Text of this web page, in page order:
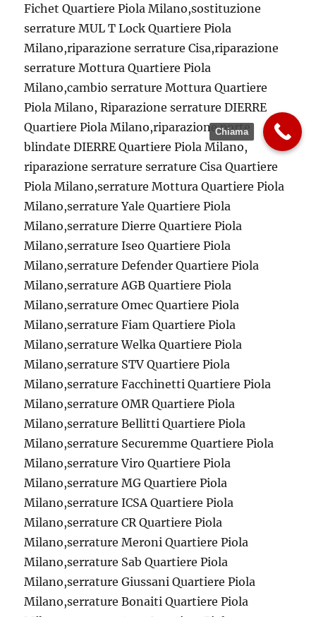
Fichet Quartiere Piola Milano,sostituzione
serrature MUL T Lock Quartiere Piola
Milano,riparazione serrature Cisa,riparazione
serrature Mottura Quartiere Piola
Milano,cambio serrature Mottura Quartiere
Piola Milano, Riparazione serrature DIERRE
Quartiere Piola Milano,riparazione porte
blindate DIERRE Quartiere Piola Milano,
riparazione serrature serrature Cisa Quartiere
Piola Milano,serrature Mottura Quartiere Piola
Milano,serrature Yale Quartiere Piola
Milano,serrature Dierre Quartiere Piola
Milano,serrature Iseo Quartiere Piola
Milano,serrature Defender Quartiere Piola
Milano,serrature AGB Quartiere Piola
Milano,serrature Omec Quartiere Piola
Milano,serrature Fiam Quartiere Piola
Milano,serrature Welka Quartiere Piola
Milano,serrature STV Quartiere Piola
Milano,serrature Facchinetti Quartiere Piola
Milano,serrature OMR Quartiere Piola
Milano,serrature Bellitti Quartiere Piola
Milano,serrature Securemme Quartiere Piola
Milano,serrature Viro Quartiere Piola
Milano,serrature MG Quartiere Piola
Milano,serrature ICSA Quartiere Piola
Milano,serrature CR Quartiere Piola
Milano,serrature Meroni Quartiere Piola
Milano,serrature Sab Quartiere Piola
Milano,serrature Giussani Quartiere Piola
Milano,serrature Bonaiti Quartiere Piola
Chiama